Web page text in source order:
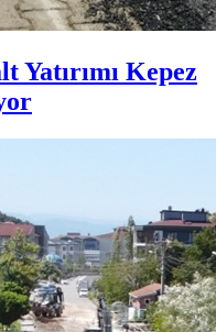
Yatırımı Kepez